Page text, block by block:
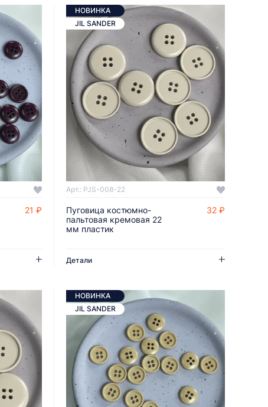
21 ₽
ДОБАВИТЬ В КОРЗИНУ
НОВИНКА
JIL SANDER
Арт.: PJS-008-22
Пуговица костюмно-
пальтовая кремовая 22
мм пластик
32 ₽
Детали
НОВИНКА
JIL SANDER